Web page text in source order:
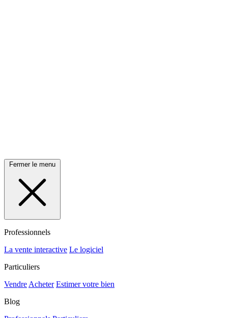
Fermer le menu
Professionnels
La vente interactive Le logiciel
Particuliers
Vendre Acheter Estimer votre bien
Blog